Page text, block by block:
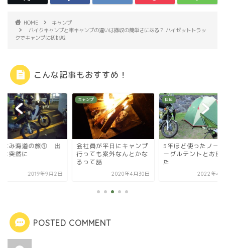
HOME
キャンプ
バイクキャンプと車キャンプの違いは撤収の簡単さにある？ ハイゼットトラッ
クでキャンプに初挑戦
こんな記事もおすすめ！
なみ海道の旅① 出
は突然に
2019年9月2日
キャンプ
会社員が平日にキャンプ
行っても案外なんとかな
るって話
2020年4月30日
日記
5年ほど使ったノー
ーグルテントとお別
た
2022年4
POSTED COMMENT